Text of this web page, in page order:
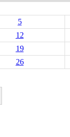
5
12
19
26